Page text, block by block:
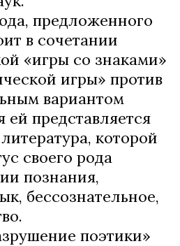
предложенного
в сочетании
«игры со знаками»
игры» против
вариантом
ей представляется
которой
своего рода
познания,
бессознательное,
поэтики»